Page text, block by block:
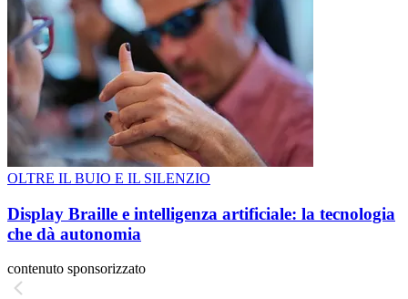
OLTRE IL BUIO E IL SILENZIO
Display Braille e intelligenza artificiale: la tecnologia
che dà autonomia
contenuto sponsorizzato